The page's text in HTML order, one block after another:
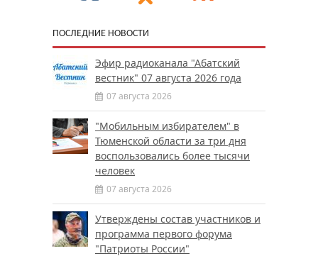
ПОСЛЕДНИЕ НОВОСТИ
Эфир радиоканала "Абатский
вестник" 07 августа 2026 года
07 августа 2026
"Мобильным избирателем" в
Тюменской области за три дня
воспользовались более тысячи
человек
07 августа 2026
Утверждены состав участников и
программа первого форума
"Патриоты России"